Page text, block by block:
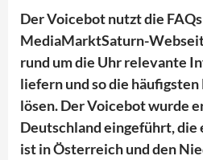
Der Voicebot nutzt die
MediaMarktSaturn-
rund um die Uhr relevante
liefern und so die
lösen. Der Voicebot wurde
Deutschland eingeführt, die
ist in Österreich und den